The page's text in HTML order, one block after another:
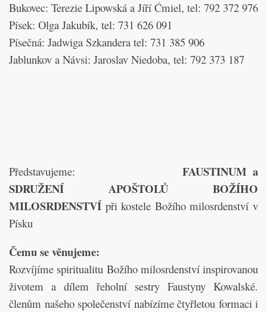
Bukovec: Terezie Lipowská a Jíří Ćmiel, tel: 792 372 976
Písek: Olga Jakubík, tel: 731 626 091
Písečná: Jadwiga Szkandera tel: 731 385 906
Jablunkov a Návsi: Jaroslav Niedoba, tel: 792 373 187
Představujeme: FAUSTINUM a
SDRUŽENÍ APOŠTOLŮ BOŽÍHO
MILOSRDENSTVÍ při kostele Božího milosrdenství v
Písku
Čemu se věnujeme:
Rozvíjíme spiritualitu Božího milosrdenství inspirovanou
životem a dílem řeholní sestry Faustyny Kowalské.
členům našeho společenství nabízíme čtyřletou formaci i